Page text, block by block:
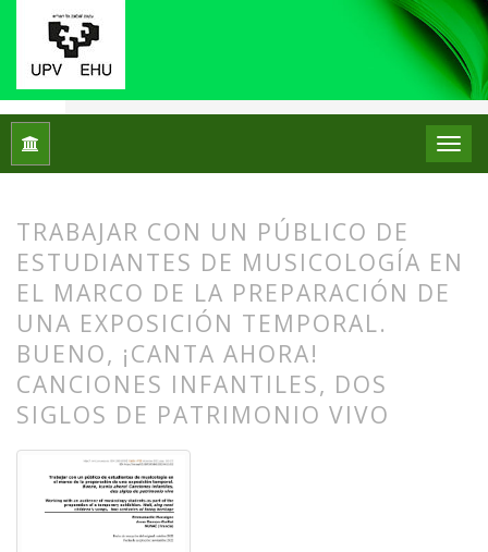
Inicio Núm. 28 (2022): Número Monográfico:
TRABAJAR CON UN PÚBLICO DE
ESTUDIANTES DE MUSICOLOGÍA EN
EL MARCO DE LA PREPARACIÓN DE
UNA EXPOSICIÓN TEMPORAL.
BUENO, ¡CANTA AHORA!
CANCIONES INFANTILES, DOS
SIGLOS DE PATRIMONIO VIVO